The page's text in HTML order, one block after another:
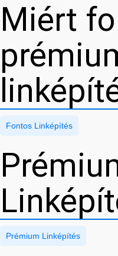
Miért
Fontos Linképítés
Prémium Linképítés